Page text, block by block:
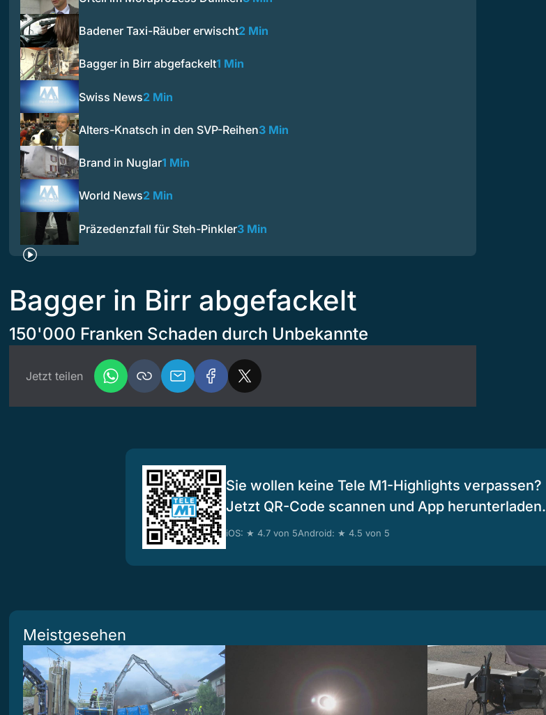
Badener Taxi-Räuber erwischt2 Min
Bagger in Birr abgefackelt1 Min
Swiss News2 Min
Alters-Knatsch in den SVP-Reihen3 Min
Brand in Nuglar1 Min
World News2 Min
Präzedenzfall für Steh-Pinkler3 Min
Bagger in Birr abgefackelt
150'000 Franken Schaden durch Unbekannte
Jetzt teilen
Sie wollen keine Tele M1-Highlights verpassen?
Jetzt QR-Code scannen und App herunterladen.
iOS: ★ 4.7 von 5Android: ★ 4.5 von 5
Meistgesehen